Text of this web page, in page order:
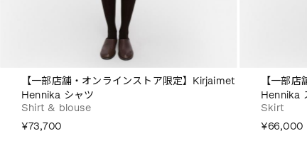
【一部店舗・オンラインストア限定】Kirjaimet
Hennika シャツ
Shirt & blouse
¥73,700
【一部
Hennika
Skirt
¥66,000